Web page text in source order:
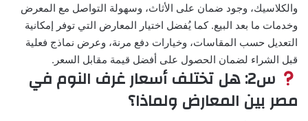
والكلاسيك، وجود ضمان على الأثاث، وسهولة التواصل مع المعرض
وخدمات ما بعد البيع. كما يُفضل اختيار المعارض التي توفر إمكانية
التعديل حسب المقاسات، وخيارات دفع مرنة، وعرض نماذج فعلية
قبل الشراء لضمان الحصول على أفضل قيمة مقابل السعر.
س2: هل تختلف أسعار غرف النوم في
مصر بين المعارض ولماذا؟